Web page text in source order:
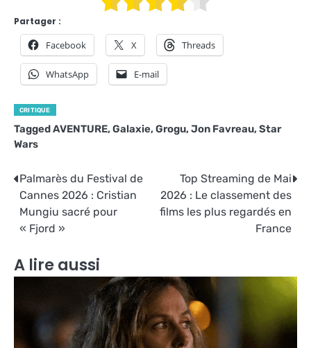
Partager :
Facebook X Threads
WhatsApp E-mail
CRITIQUE
TaggedAVENTURE, Galaxie, Grogu, Jon Favreau, Star
Wars
Navigation
de
l’article
Palmarès du Festival de
Cannes 2026 : Cristian
Mungiu sacré pour
« Fjord »
Top Streaming de Mai
2026 : Le classement des
films les plus regardés en
France
A lire aussi